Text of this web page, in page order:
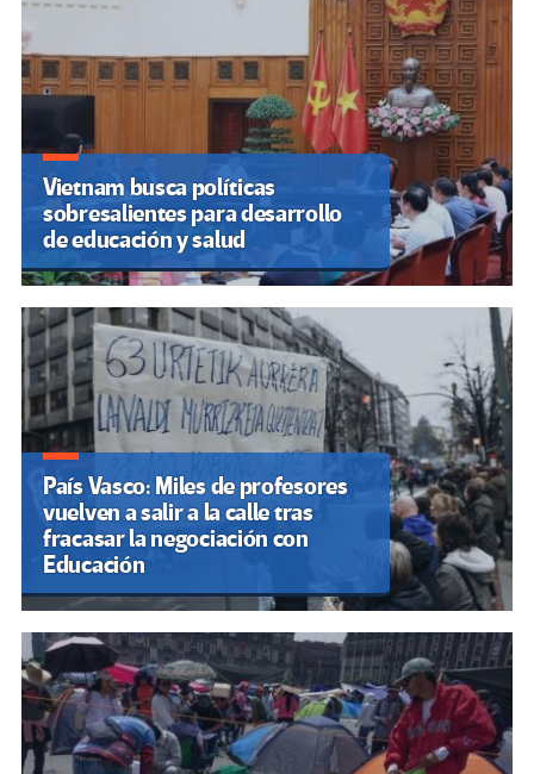
Vietnam busca políticas
sobresalientes para desarrollo
de educación y salud
País Vasco: Miles de profesores
vuelven a salir a la calle tras
fracasar la negociación con
Educación